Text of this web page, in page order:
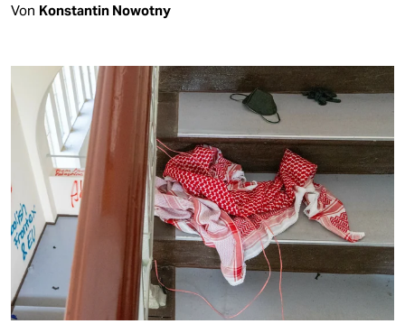
Von Konstantin Nowotny